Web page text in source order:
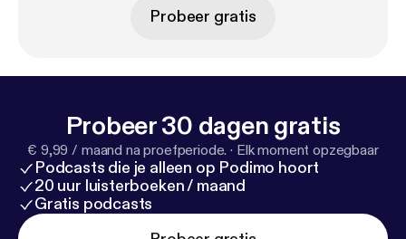
Probeer gratis
Probeer 30 dagen gratis
€ 9,99 / maand na proefperiode. · Elk moment opzegbaar
Podcasts die je alleen op Podimo hoort
20 uur luisterboeken / maand
Gratis podcasts